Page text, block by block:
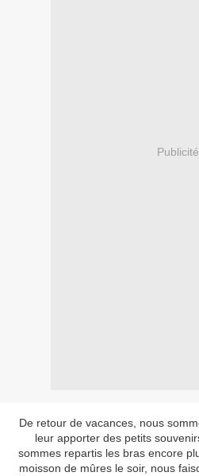
Publicité
De retour de vacances, nous
leur apporter des petits
sommes repartis les bras encore
moisson de mûres le soir, nous